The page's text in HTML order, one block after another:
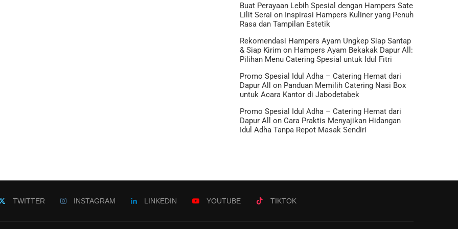
Buat Perayaan Lebih Spesial dengan Hampers Sate
Lilit Serai on Inspirasi Hampers Kuliner yang Penuh
Rasa dan Tampilan Estetik
Rekomendasi Hampers Ayam Ungkep Siap Santap
& Siap Kirim on Hampers Ayam Bekakak Dapur All:
Pilihan Menu Catering Spesial untuk Idul Fitri
Promo Spesial Idul Adha – Catering Hemat dari
Dapur All
on Panduan Memilih Catering Nasi Box
untuk Acara Kantor di Jabodetabek
Promo Spesial Idul Adha – Catering Hemat dari
Dapur All
on Cara Praktis Menyajikan Hidangan
Idul Adha Tanpa Repot Masak Sendiri
TWITTER INSTAGRAM LINKEDIN YOUTUBE TIKTOK